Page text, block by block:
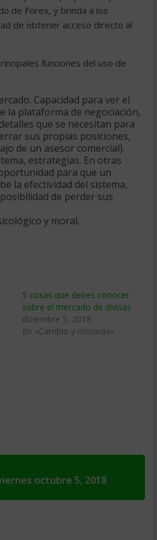
de Forex, y brinda a los
de obtener acceso directo al
funciones del uso de
Capacidad para ver el
la plataforma de negociación,
que se necesitan para
sus propias posiciones,
de un asesor comercial).
estrategias. En otras
para que un
la efectividad del sistema,
de perder sus
y moral.
5 cosas que debes conocer
sobre el mercado de divisas
diciembre 5, 2018
En «Cambio y moneda»
octubre 5, 2018